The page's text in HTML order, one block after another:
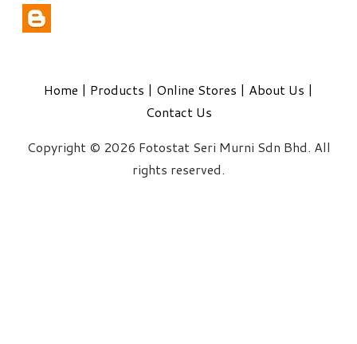
Home | Products | Online Stores | About Us |
Contact Us
Copyright © 2026 Fotostat Seri Murni Sdn Bhd. All
rights reserved.